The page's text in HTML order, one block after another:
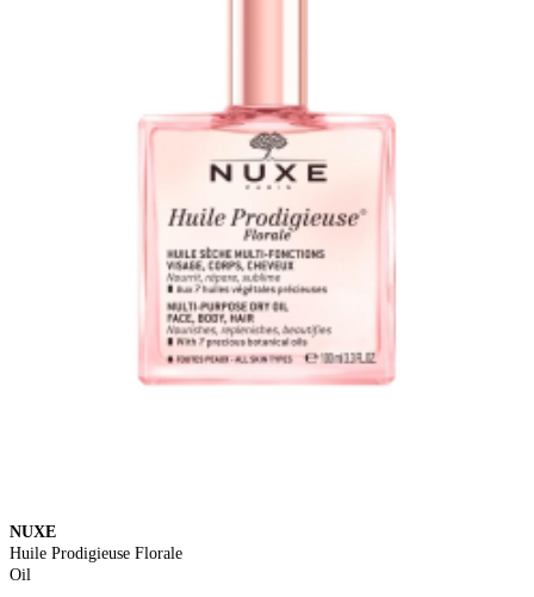
NUXE
Huile Prodigieuse Florale
Oil